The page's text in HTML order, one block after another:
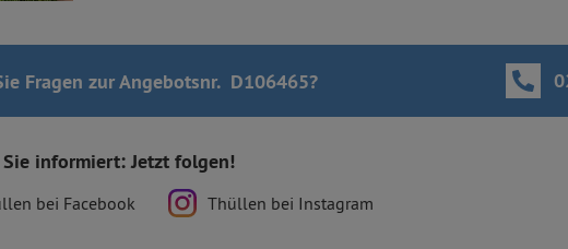
Fragen zur Angebotsnr. D106465?
informiert: Jetzt folgen!
bei Facebook Thüllen bei Instagram